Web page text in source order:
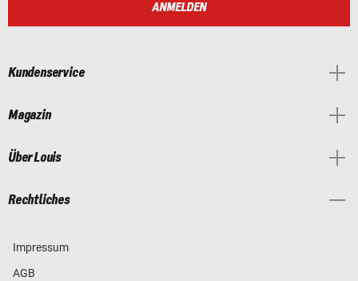
ANMELDEN
Kundenservice
Magazin
Über Louis
Rechtliches
Impressum
AGB